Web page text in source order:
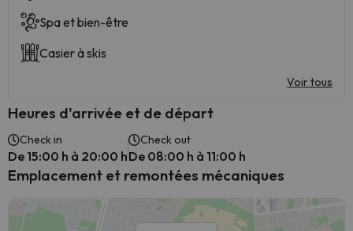
Spa et bien-être
Casier à skis
Voir tous
Heures d'arrivée et de départ
Check in
De 15:00 h à 20:00 h
Check out
De 08:00 h à 11:00 h
Emplacement et remontées mécaniques